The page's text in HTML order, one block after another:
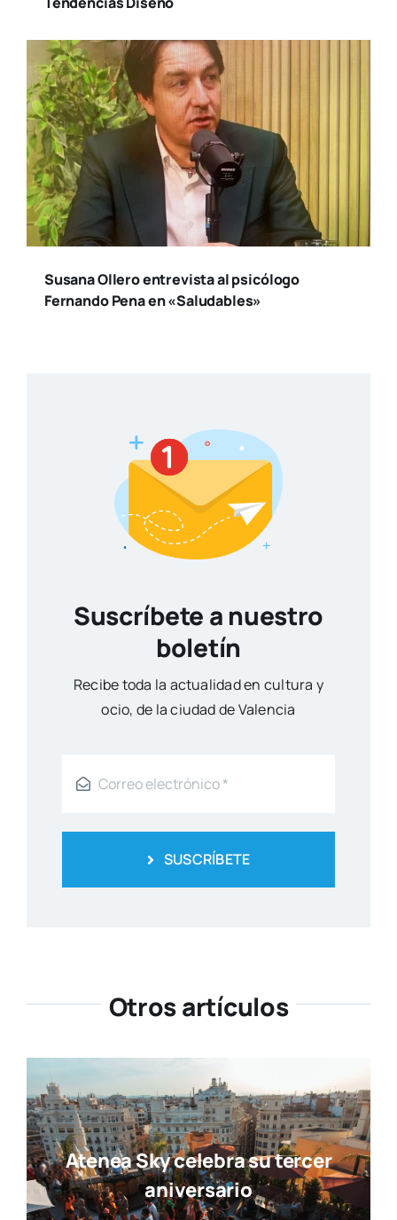
Susana Ollero entrevista al psicólogo
Fernando Pena en «Saludables»
Suscríbete a nuestro
boletín
Reci­be toda la actua­li­dad en cul­tu­ra y
ocio, de la ciu­dad de Valen­cia
SUSCRÍBETE
Otros artículos
Atenea Sky celebra su tercer
aniversario